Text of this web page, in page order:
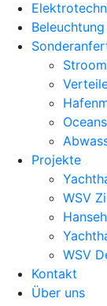
Beleuchtung
Projekte
WSV
WSV
Kontakt
Über uns